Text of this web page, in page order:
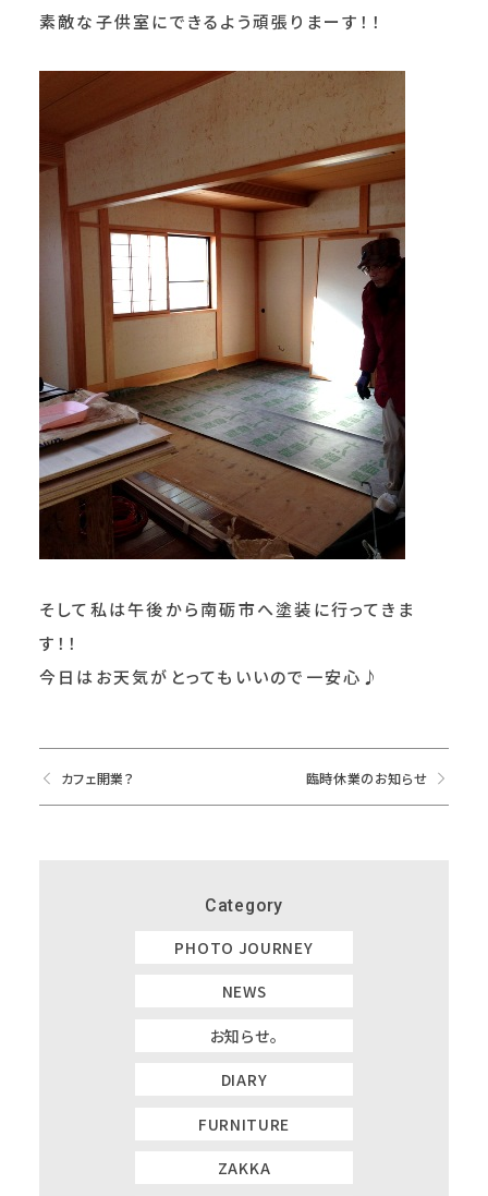
素敵な子供室にできるよう頑張りまーす！！
そして私は午後から南砺市へ塗装に行ってきま
す！！
今日はお天気がとってもいいので一安心♪
カフェ開業？ 臨時休業のお知らせ
Category
PHOTO JOURNEY
NEWS
お知らせ。
DIARY
FURNITURE
ZAKKA